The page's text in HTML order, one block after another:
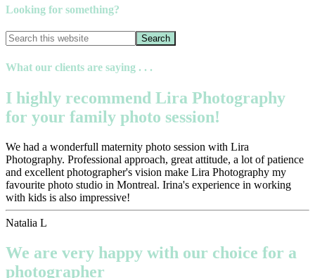
Looking for something?
What our clients are saying . . .
I highly recommend Lira Photography
for your family photo session!
We had a wonderfull maternity photo session with Lira
Photography. Professional approach, great attitude, a lot of patience
and excellent photographer's vision make Lira Photography my
favourite photo studio in Montreal. Irina's experience in working
with kids is also impressive!
Natalia L
We are very happy with our choice for a
photographer